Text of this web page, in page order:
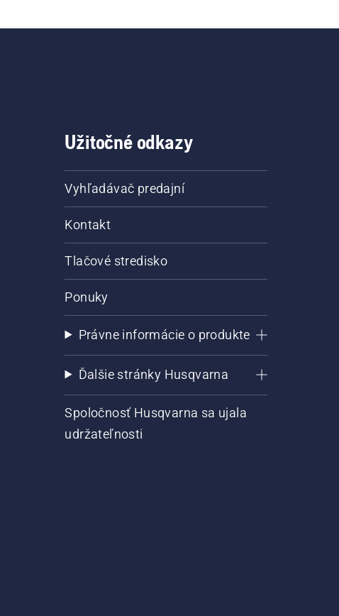
Užitočné odkazy
Vyhľadávač predajní
Kontakt
Tlačové stredisko
Ponuky
Právne informácie o produkte
Ďalšie stránky Husqvarna
Spoločnosť Husqvarna sa ujala
udržateľnosti